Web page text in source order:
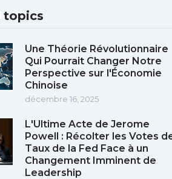
topics
Une Théorie Révolutionnaire
Qui Pourrait Changer Notre
Perspective sur l'Économie
Chinoise
décembre 16, 2025
L'Ultime Acte de Jerome
Powell : Récolter les Votes
Taux de la Fed Face à un
Changement Imminent de
Leadership